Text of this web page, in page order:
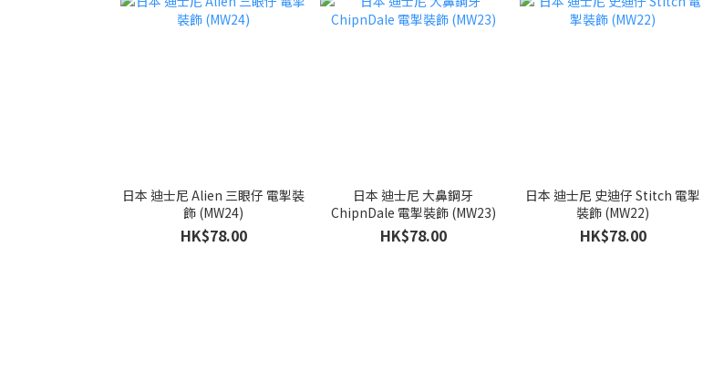
日本 迪士尼 Alien 三眼仔 電掣裝
飾 (MW24)
HK$78.00
日本 迪士尼 大鼻鋼牙
ChipnDale 電掣裝飾 (MW23)
HK$78.00
日本 迪士尼 史迪仔 Stitch 電掣
裝飾 (MW22)
HK$78.00